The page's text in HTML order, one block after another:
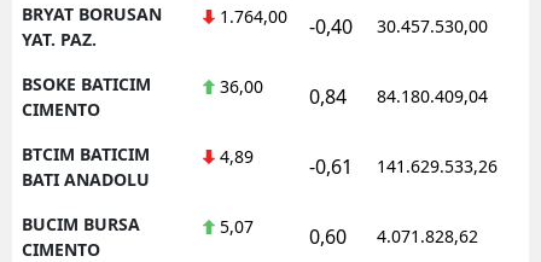
BRYAT BORUSAN
YAT. PAZ.
1.764,00 -0,40 30.457.530,00
BSOKE BATICIM
CIMENTO
36,00 0,84 84.180.409,04
BTCIM BATICIM
BATI ANADOLU
4,89 -0,61 141.629.533,26
BUCIM BURSA
CIMENTO
5,07 0,60 4.071.828,62